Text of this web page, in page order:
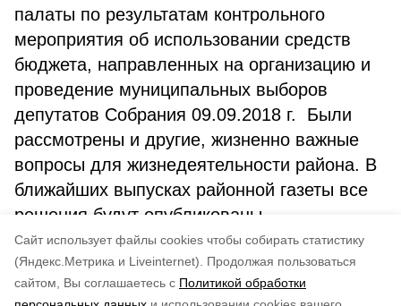
Cайт использует файлы cookies чтобы собирать статистику
(Яндекс.Метрика и Liveinternet).
Продолжая пользоваться
сайтом, Вы соглашаетесь с Политикой обработки
палаты по результатам контрольного
мероприятия об использовании средств
бюджета, направленных на организацию и
проведение муниципальных выборов
депутатов Собрания 09.09.2018 г. Были
рассмотрены и другие, жизненно важные
вопросы для жизнедеятельности района. В
ближайших выпусках районной газеты все
решения будут опубликованы.
Авторы: Андрей Киселев